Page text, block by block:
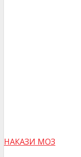
НАКАЗИ МОЗ